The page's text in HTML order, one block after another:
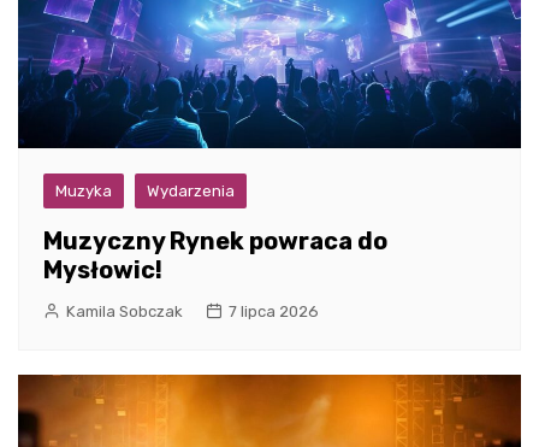
Muzyka Wydarzenia
Muzyczny Rynek powraca do
Mysłowic!
Kamila Sobczak 7 lipca 2026